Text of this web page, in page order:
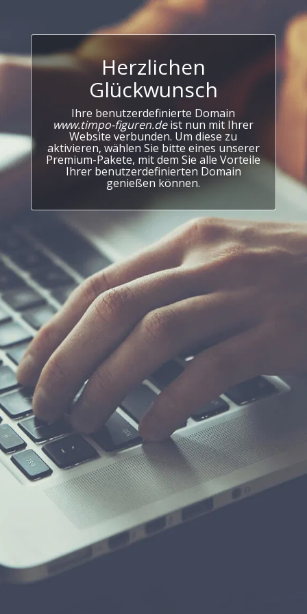
Herzlichen
Glückwunsch
Ihre benutzerdefinierte Domain
www.timpo-figuren.deist nun mit Ihrer
Website verbunden. Um diese zu
aktivieren, wählen Sie bitte eines unserer
Premium-Pakete, mit dem Sie alle Vorteile
Ihrer benutzerdefinierten Domain
genießen können.